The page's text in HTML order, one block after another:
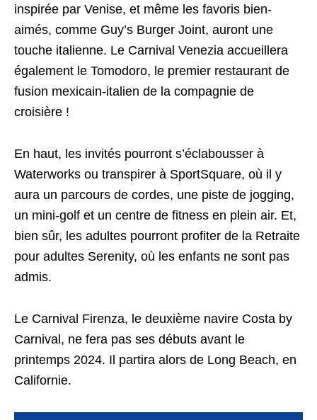
inspirée par Venise, et même les favoris bien-
aimés, comme Guy’s Burger Joint, auront une
touche italienne. Le Carnival Venezia accueillera
également le Tomodoro, le premier restaurant de
fusion mexicain-italien de la compagnie de
croisière !
En haut, les invités pourront s’éclabousser à
Waterworks ou transpirer à SportSquare, où il y
aura un parcours de cordes, une piste de jogging,
un mini-golf et un centre de fitness en plein air. Et,
bien sûr, les adultes pourront profiter de la Retraite
pour adultes Serenity, où les enfants ne sont pas
admis.
Le Carnival Firenza, le deuxième navire Costa by
Carnival, ne fera pas ses débuts avant le
printemps 2024. Il partira alors de Long Beach, en
Californie.